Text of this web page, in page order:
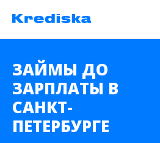
ЗАЙМЫ ДО
ЗАРПЛАТЫ В
САНКТ-
ПЕТЕРБУРГЕ